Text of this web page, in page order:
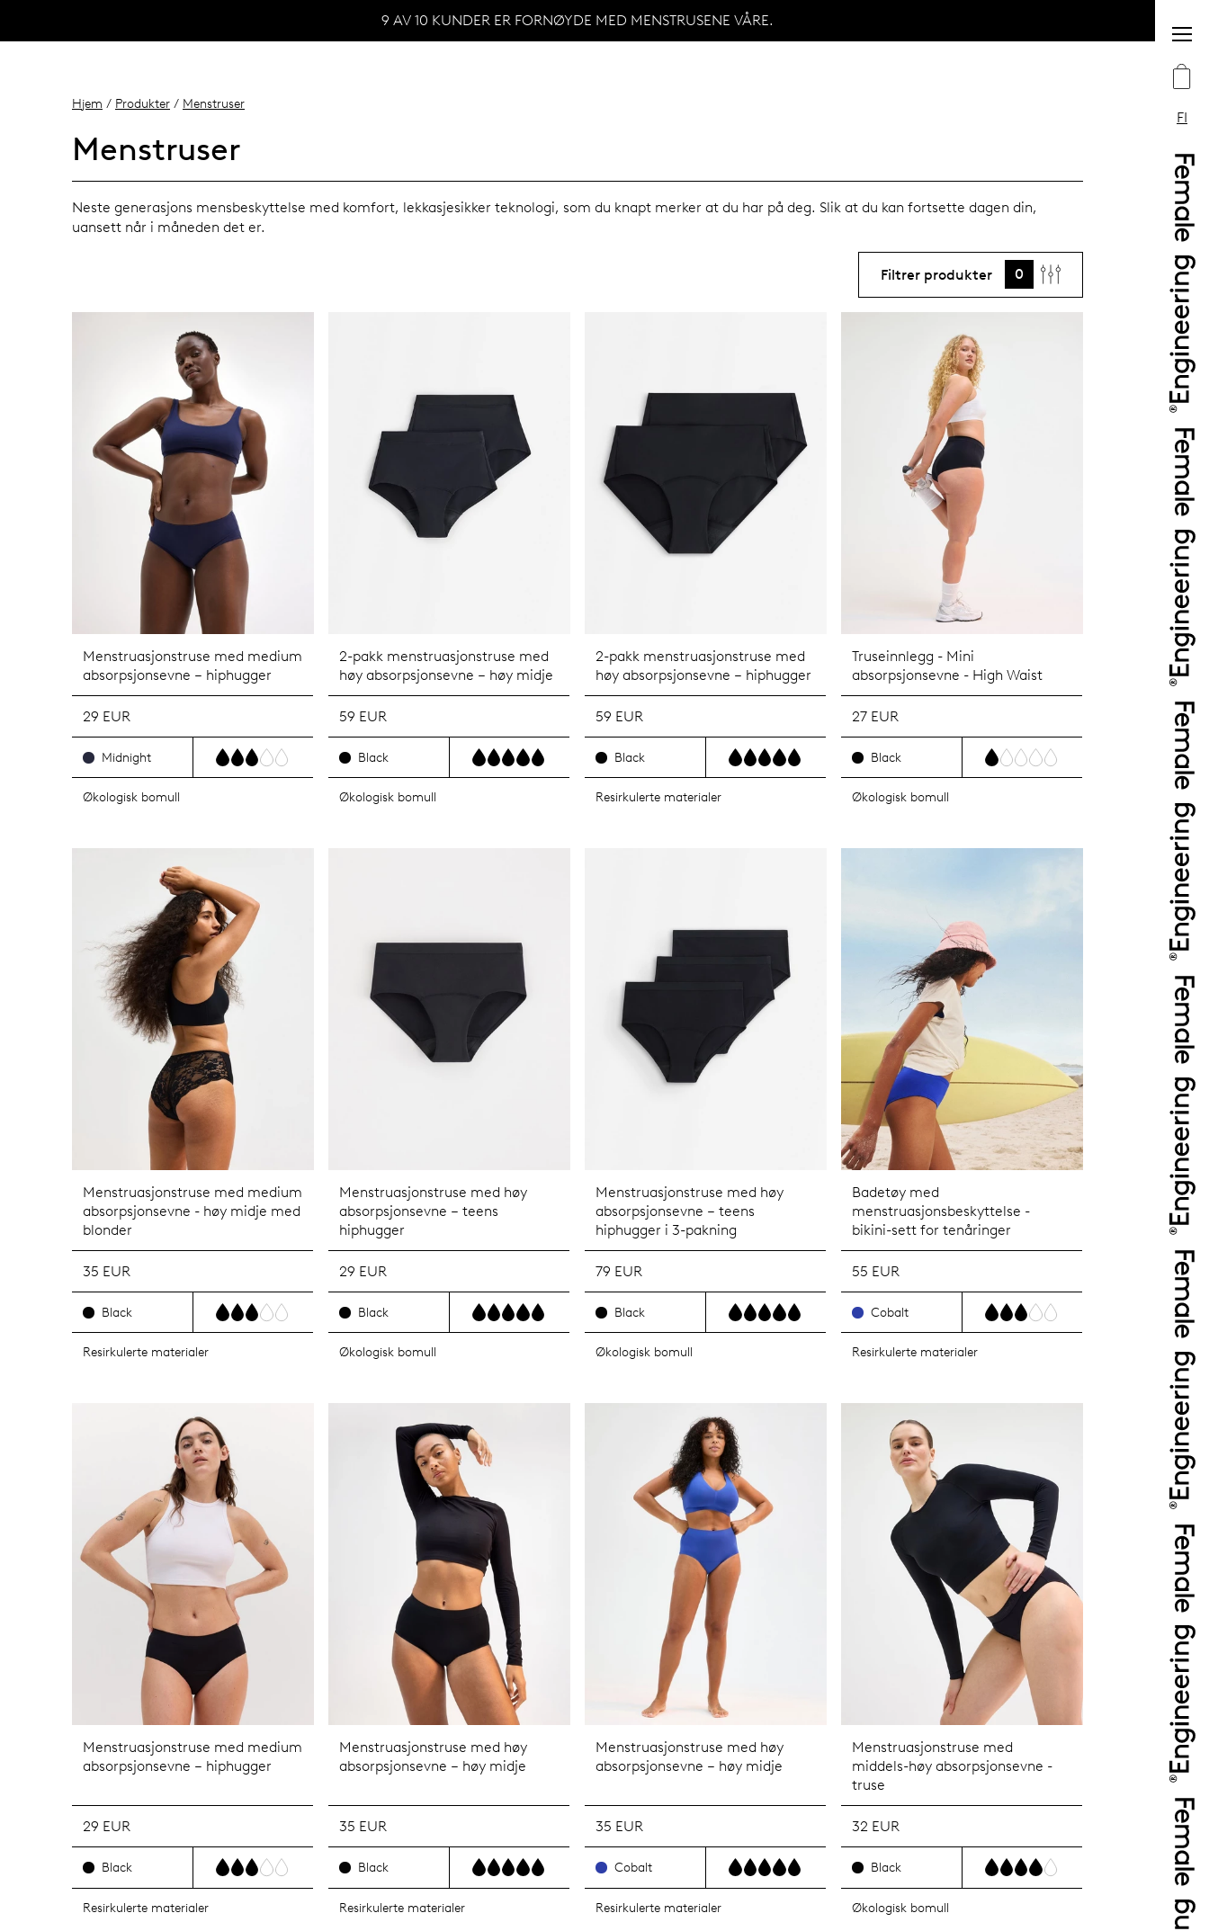
FI
9 AV 10 KUNDER ER FORNØYDE MED MENSTRUSENE VÅRE.
Hjem / Produkter / Menstruser
Menstruser
Neste generasjons mensbeskyttelse med komfort, lekkasjesikker teknologi, som du knapt merker at du har på deg. Slik at du kan fortsette dagen din,
uansett når i måneden det er.
Filtrer produkter 0
Menstruasjonstruse med medium
absorpsjonsevne – hiphugger
29 EUR
Midnight
Økologisk bomull
2-pakk menstruasjonstruse med
høy absorpsjonsevne – høy midje
59 EUR
Black
Økologisk bomull
2-pakk menstruasjonstruse med
høy absorpsjonsevne – hiphugger
59 EUR
Black
Resirkulerte materialer
Truseinnlegg - Mini
absorpsjonsevne - High Waist
27 EUR
Black
Økologisk bomull
Menstruasjonstruse med medium
absorpsjonsevne - høy midje med
blonder
35 EUR
Black
Resirkulerte materialer
Menstruasjonstruse med høy
absorpsjonsevne – teens
hiphugger
29 EUR
Black
Økologisk bomull
Menstruasjonstruse med høy
absorpsjonsevne – teens
hiphugger i 3-pakning
79 EUR
Black
Økologisk bomull
Badetøy med
menstruasjonsbeskyttelse -
bikini-sett for tenåringer
55 EUR
Cobalt
Resirkulerte materialer
Menstruasjonstruse med medium
absorpsjonsevne – hiphugger
29 EUR
Black
Resirkulerte materialer
Menstruasjonstruse med høy
absorpsjonsevne – høy midje
35 EUR
Black
Resirkulerte materialer
Menstruasjonstruse med høy
absorpsjonsevne – høy midje
35 EUR
Cobalt
Resirkulerte materialer
Menstruasjonstruse med
middels-høy absorpsjonsevne -
truse
32 EUR
Black
Økologisk bomull